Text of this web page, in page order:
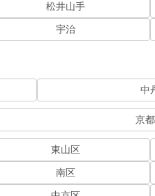
松井山手
宇治
中
京
東山区
南区